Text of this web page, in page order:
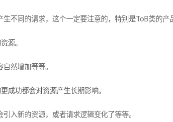
不同的请求，这个一定要注意的，特别是ToB类的产
源。
然增加等等。
成功都会对资源产生长期影响。
入新的资源，或者请求逻辑变化了等等。